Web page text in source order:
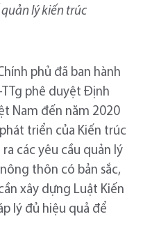
lý kiến trúc
phủ đã ban hành
phê duyệt Định
Nam đến năm 2020
triển của Kiến trúc
các yêu cầu quản lý
thôn có bản sắc,
xây dựng Luật Kiến
lý đủ hiệu quả để